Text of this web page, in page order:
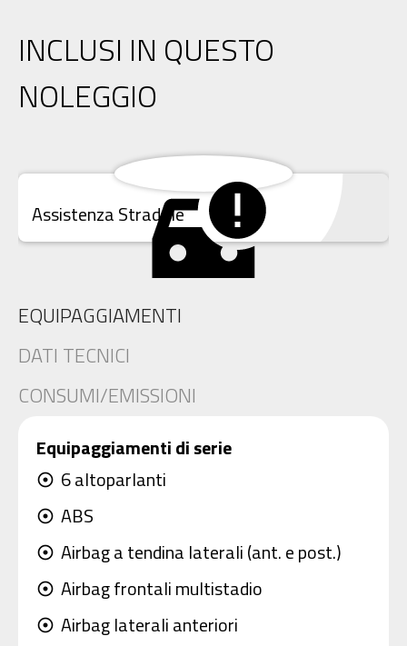
INCLUSI IN QUESTO
NOLEGGIO
Assistenza Stradale
EQUIPAGGIAMENTI
DATI TECNICI
CONSUMI/EMISSIONI
Equipaggiamenti di serie
adjust 6 altoparlanti
adjust ABS
adjust Airbag a tendina laterali (ant. e post.)
adjust Airbag frontali multistadio
adjust Airbag laterali anteriori